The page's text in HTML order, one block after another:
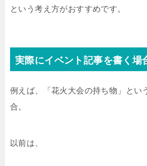
という考え方がおすすめです。
実際にイベント記事を書く場
例えば、「花火大会の持ち物」とい
合。
以前は、